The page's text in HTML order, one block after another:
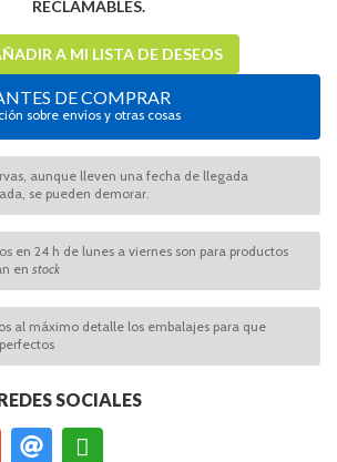
RECLAMABLES.
A MI LISTA DE DESEOS
DE COMPRAR
sobre envíos y otras cosas
aunque lleven una fecha de llegada
se pueden demorar.
en 24 h de lunes a viernes son para productos
en stock
al máximo detalle los embalajes para que
SOCIALES